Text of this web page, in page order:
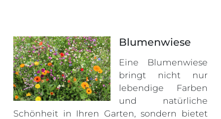
Blumenwiese
Eine Blumenwiese
bringt nicht nur
lebendige Farben
und natürliche
Schönheit in Ihren Garten, sondern bietet